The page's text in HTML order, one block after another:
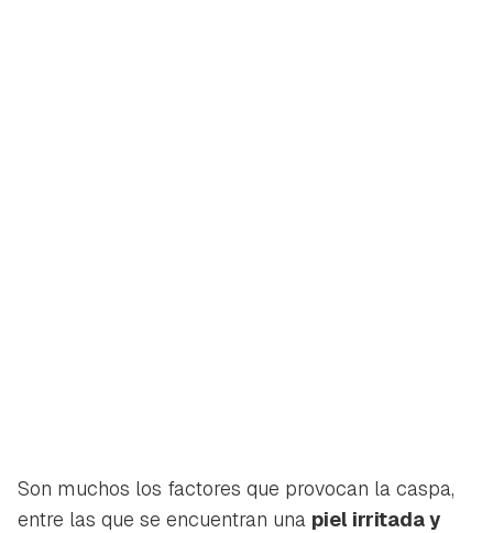
Son muchos los factores que provocan la caspa,
entre las que se encuentran una piel irritada y